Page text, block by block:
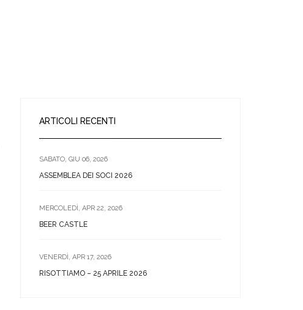
ARTICOLI RECENTI
SABATO, GIU 06, 2026
ASSEMBLEA DEI SOCI 2026
MERCOLEDÌ, APR 22, 2026
BEER CASTLE
VENERDÌ, APR 17, 2026
RISOTTIAMO – 25 APRILE 2026